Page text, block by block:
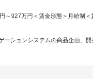
～927万円＜賃金形態＞月給制
ーションシステムの商品企画、